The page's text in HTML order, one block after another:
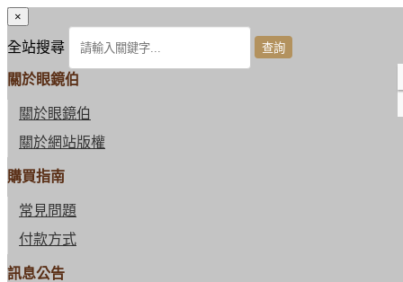
×
全站搜尋
關於眼鏡伯
關於眼鏡伯
關於網站版權
購買指南
常見問題
付款方式
訊息公告